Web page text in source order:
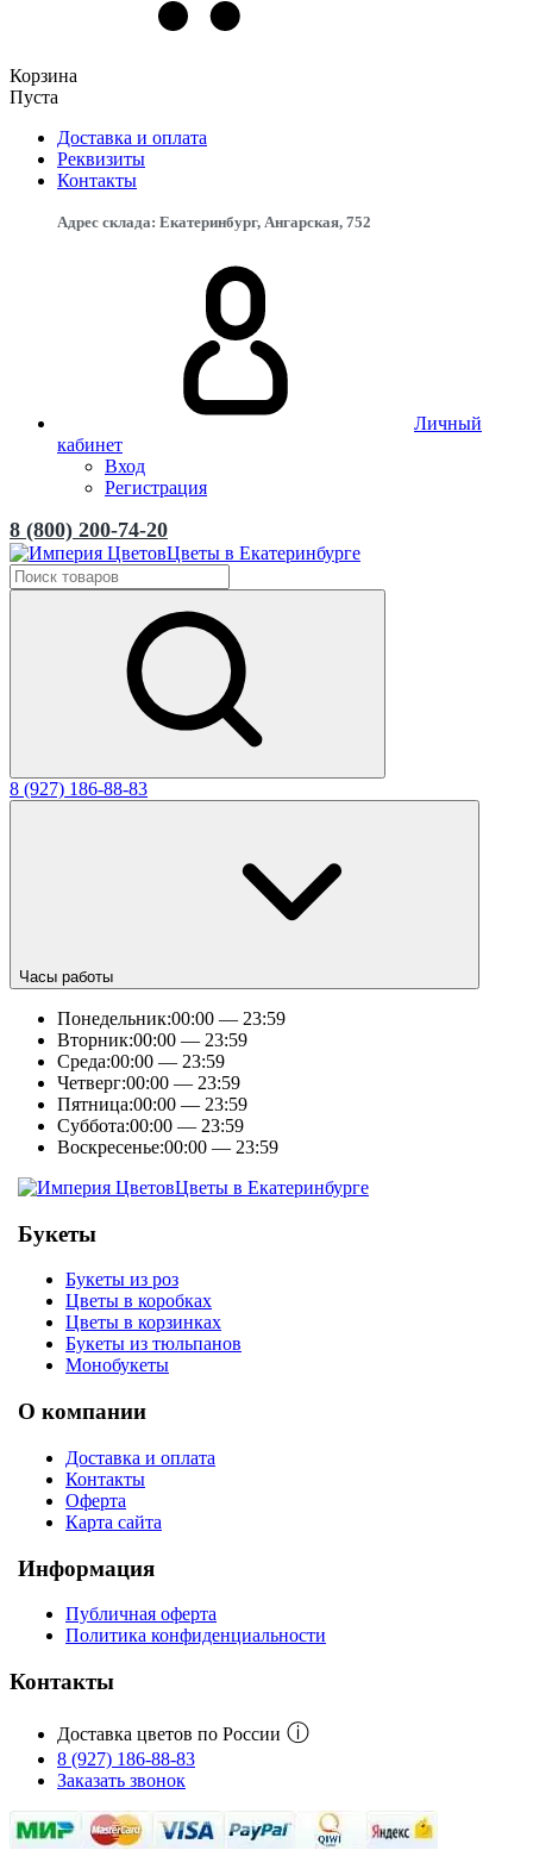
Корзина
Пуста
Доставка и оплата
Реквизиты
Контакты
Адрес склада: Екатеринбург, ​Ангарская, 75​2
Личный
кабинет
Вход
Регистрация
8 (800) 200-74-20
Цветы в Екатеринбурге
8 (927) 186-88-83
Часы работы
Понедельник:00:00 — 23:59
Вторник:00:00 — 23:59
Среда:00:00 — 23:59
Четверг:00:00 — 23:59
Пятница:00:00 — 23:59
Суббота:00:00 — 23:59
Воскресенье:00:00 — 23:59
Цветы в Екатеринбурге
Букеты
Букеты из роз
Цветы в коробках
Цветы в корзинках
Букеты из тюльпанов
Монобукеты
О компании
Доставка и оплата
Контакты
Оферта
Карта сайта
Информация
Публичная оферта
Политика конфиденциальности
Контакты
Доставка цветов по России ⓘ
8 (927) 186-88-83
Заказать звонок